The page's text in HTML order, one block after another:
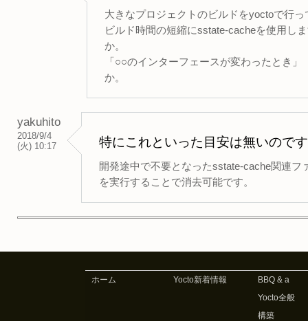
大きなプロジェクトのビルドをyoctoで行っ
ビルド時間の短縮にsstate-cacheを使用し
か。
「○○のインターフェースが変わったとき
か。
yakuhito
2018/9/4
(火) 10:17
特にこれといった目安は無いので
開発途中で不要となったsstate-cache関連
を実行することで消去可能です。
ホーム Yocto新着情報
BBQ & a
Yocto全般
構築